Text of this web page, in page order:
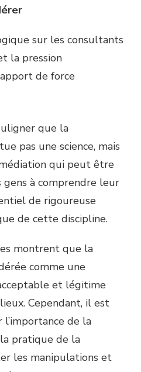
sur les consultants
la pression
de force
que la
pas une science, mais
qui peut être
à comprendre leur
de rigoureuse
de cette discipline.
montrent que la
comme une
et légitime
Cependant, il est
de la
pratique de la
les manipulations et